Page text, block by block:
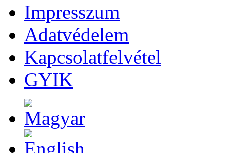
Impresszum
Adatvédelem
Kapcsolatfelvétel
GYIK